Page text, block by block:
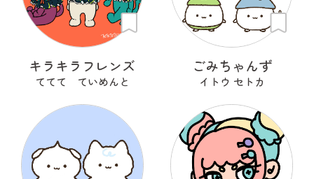
キラキラフレンズ
ててて ていめんと
ごみちゃんず
イトウ セトカ